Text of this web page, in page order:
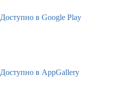
Доступно в Google Play
Доступно в AppGallery